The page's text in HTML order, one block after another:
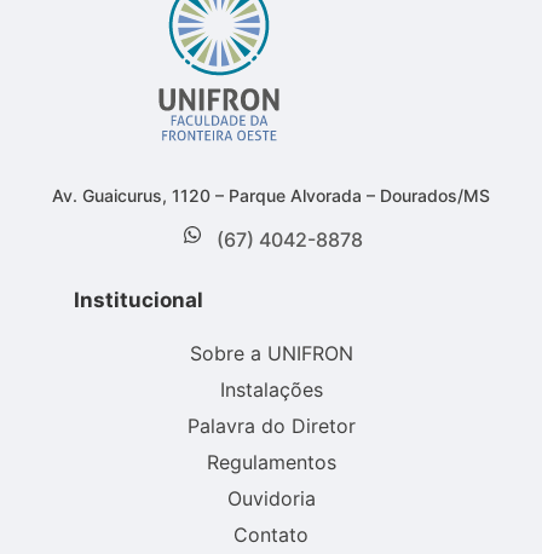
Av. Guaicurus, 1120 – Parque Alvorada – Dourados/MS
(67) 4042-8878
Institucional
Sobre a UNIFRON
Instalações
Palavra do Diretor
Regulamentos
Ouvidoria
Contato